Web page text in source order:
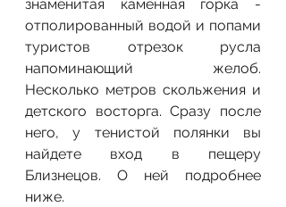
знаменитая каменная горка -
отполированный водой и попами
туристов отрезок русла
напоминающий желоб.
Несколько метров скольжения и
детского восторга. Сразу после
него, у тенистой полянки вы
найдете вход в пещеру
Близнецов. О ней подробнее
ниже.